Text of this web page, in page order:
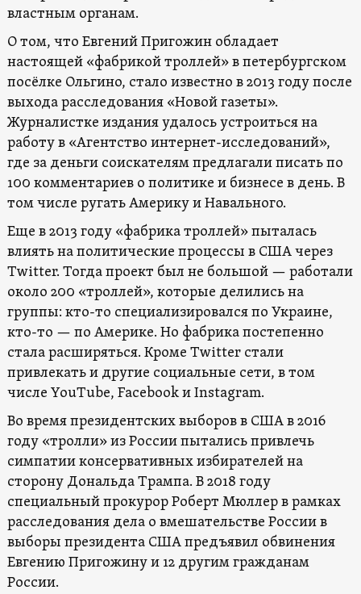
властным органам.
О том, что Евгений Пригожин обладает
настоящей «фабрикой троллей» в петербургском
посёлке Ольгино, стало известно в 2013 году после
выхода расследования «Новой газеты».
Журналистке издания удалось устроиться на
работу в «Агентство интернет-исследований»,
где за деньги соискателям предлагали писать по
100 комментариев о политике и бизнесе в день. В
том числе ругать Америку и Навального.
Еще в 2013 году «фабрика троллей» пыталась
влиять на политические процессы в США через
Twitter. Тогда проект был не большой — работали
около 200 «троллей», которые делились на
группы: кто-то специализировался по Украине,
кто-то — по Америке. Но фабрика постепенно
стала расширяться. Кроме Twitter стали
привлекать и другие социальные сети, в том
числе YouTube, Facebook и Instagram.
Во время президентских выборов в США в 2016
году «тролли» из России пытались привлечь
симпатии консервативных избирателей на
сторону Дональда Трампа. В 2018 году
специальный прокурор Роберт Мюллер в рамках
расследования дела о вмешательстве России в
выборы президента США предъявил обвинения
Евгению Пригожину и 12 другим гражданам
России.